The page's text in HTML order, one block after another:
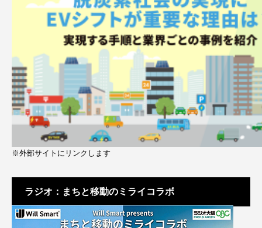
※外部サイトにリンクします
ラジオ：まちと移動のミライコラボ